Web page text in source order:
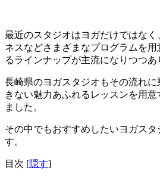
最近のスタジオはヨガだけではなく
ネスなどさまざまなプログラムを
るラインナップが主流になりつつあ
長崎県のヨガスタジオもその流れ
きない魅力あふれるレッスンを用
ました。
その中でもおすすめしたいヨガスタ
す。
目次 [隠す]